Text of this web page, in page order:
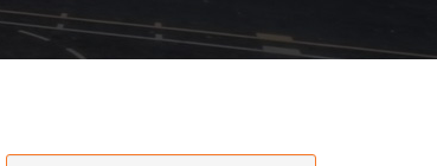
ΕΡΑΣΙΤΕΧΝΙΚΑ